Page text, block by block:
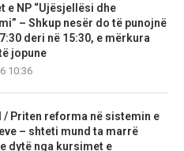
e NP “Ujësjellësi dhe
– Shkup nesër do të punojnë
deri në 15:30, e mërkura
jopune
10:36
/ Priten reforma në sistemin e
– shteti mund ta marrë
dytë nga kursimet e